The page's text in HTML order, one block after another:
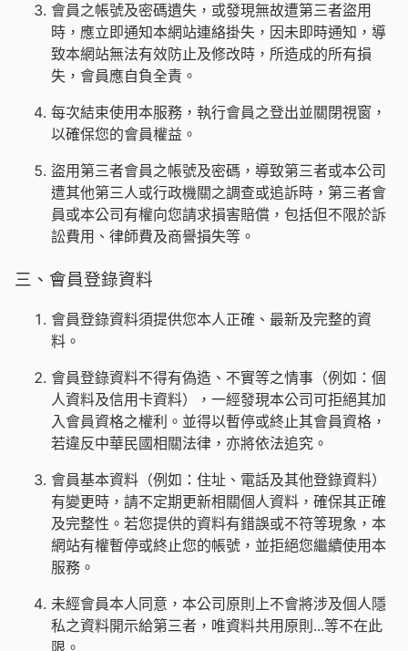
會員之帳號及密碼遺失，或發現無故遭第三者盜用
時，應立即通知本網站連絡掛失，因未即時通知，導
致本網站無法有效防止及修改時，所造成的所有損
失，會員應自負全責。
每次結束使用本服務，執行會員之登出並關閉視窗，
以確保您的會員權益。
盜用第三者會員之帳號及密碼，導致第三者或本公司
遭其他第三人或行政機關之調查或追訴時，第三者會
員或本公司有權向您請求損害賠償，包括但不限於訴
訟費用、律師費及商譽損失等。
三、會員登錄資料
會員登錄資料須提供您本人正確、最新及完整的資
料。
會員登錄資料不得有偽造、不實等之情事（例如：個
人資料及信用卡資料），一經發現本公司可拒絕其加
入會員資格之權利。並得以暫停或終止其會員資格，
若違反中華民國相關法律，亦將依法追究。
會員基本資料（例如：住址、電話及其他登錄資料）
有變更時，請不定期更新相關個人資料，確保其正確
及完整性。若您提供的資料有錯誤或不符等現象，本
網站有權暫停或終止您的帳號，並拒絕您繼續使用本
服務。
未經會員本人同意，本公司原則上不會將涉及個人隱
私之資料開示給第三者，唯資料共用原則...等不在此
限。